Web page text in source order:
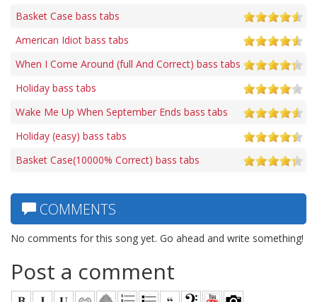
Basket Case bass tabs
American Idiot bass tabs
When I Come Around (full And Correct) bass tabs
Holiday bass tabs
Wake Me Up When September Ends bass tabs
Holiday (easy) bass tabs
Basket Case(10000% Correct) bass tabs
COMMENTS
No comments for this song yet. Go ahead and write something!
Post a comment